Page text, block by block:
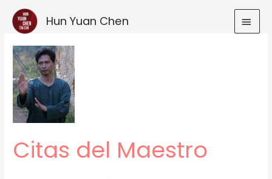
contenido
Hun Yuan Chen
Citas del Maestro